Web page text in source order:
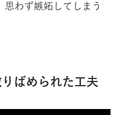
わず嫉妬してしまう
ばめられた工夫